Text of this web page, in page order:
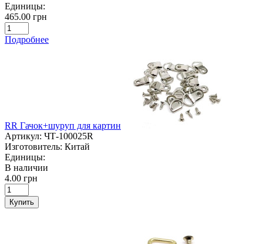
Единицы:
465.00 грн
Подробнее
RR Гачок+шуруп для картин
Артикул: ЧТ-100025R
Изготовитель: Китай
Единицы:
В наличии
4.00 грн
Купить